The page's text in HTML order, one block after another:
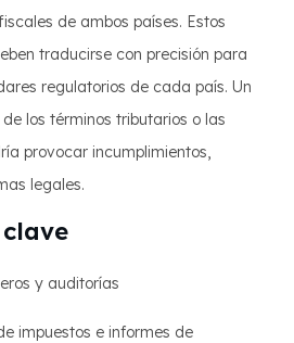
de ambos países. Estos
traducirse con precisión para
regulatorios de cada país. Un
los términos tributarios o las
provocar incumplimientos,
legales.
y auditorías
impuestos e informes de